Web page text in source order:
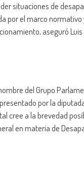
situaciones de
por el marco normativo
aseguró
del Grupo
por la
cree a la brevedad
en materia de